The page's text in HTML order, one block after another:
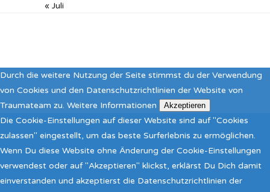
« Juli
Durch die weitere Nutzung der Seite stimmst du der Verwendung
von Cookies und den Datenschutzrichtlinien der Website von
Traumateam zu. Weitere Informationen Akzeptieren
Die Cookie-Einstellungen auf dieser Website sind auf "Cookies
zulassen" eingestellt, um das beste Surferlebnis zu ermöglichen.
Wenn Du diese Website ohne Änderung der Cookie-Einstellungen
verwendest oder auf "Akzeptieren" klickst, erklärst Du Dich damit
einverstanden und akzeptierst die Datenschutzrichtlinien der